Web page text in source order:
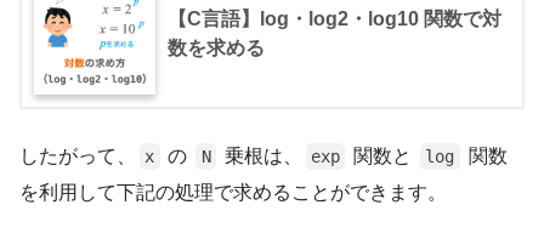
【C言語】log・log2・log10 関数で対
数を求める
したがって、 x の N 乗根は、 exp 関数と log
関数
を利用して下記の処理で求めることができます。